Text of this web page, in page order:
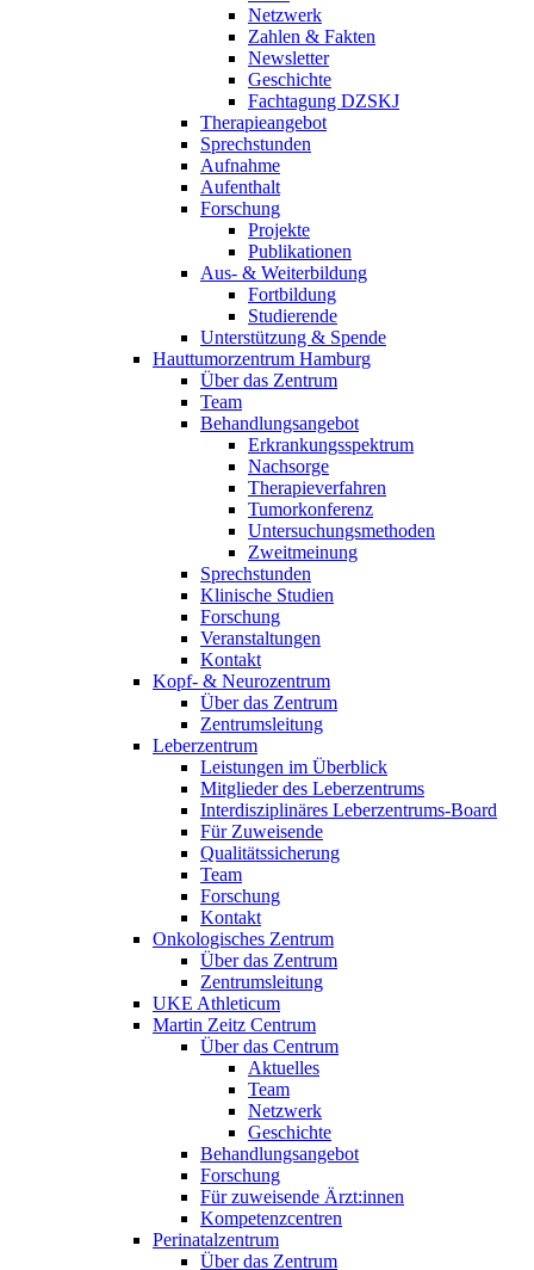
Netzwerk
Zahlen & Fakten
Newsletter
Geschichte
Fachtagung DZSKJ
Therapieangebot
Sprechstunden
Aufnahme
Aufenthalt
Forschung
Projekte
Publikationen
Aus- & Weiterbildung
Fortbildung
Studierende
Unterstützung & Spende
Hauttumorzentrum Hamburg
Über das Zentrum
Team
Behandlungsangebot
Erkrankungsspektrum
Nachsorge
Therapieverfahren
Tumorkonferenz
Untersuchungsmethoden
Zweitmeinung
Sprechstunden
Klinische Studien
Forschung
Veranstaltungen
Kontakt
Kopf- & Neurozentrum
Über das Zentrum
Zentrumsleitung
Leberzentrum
Leistungen im Überblick
Mitglieder des Leberzentrums
Interdisziplinäres Leberzentrums-Board
Für Zuweisende
Qualitätssicherung
Team
Forschung
Kontakt
Onkologisches Zentrum
Über das Zentrum
Zentrumsleitung
UKE Athleticum
Martin Zeitz Centrum
Über das Centrum
Aktuelles
Team
Netzwerk
Geschichte
Behandlungsangebot
Forschung
Für zuweisende Ärzt:innen
Kompetenzcentren
Perinatalzentrum
Über das Zentrum